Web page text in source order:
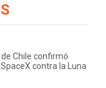
Chile confirmó
contra la Luna